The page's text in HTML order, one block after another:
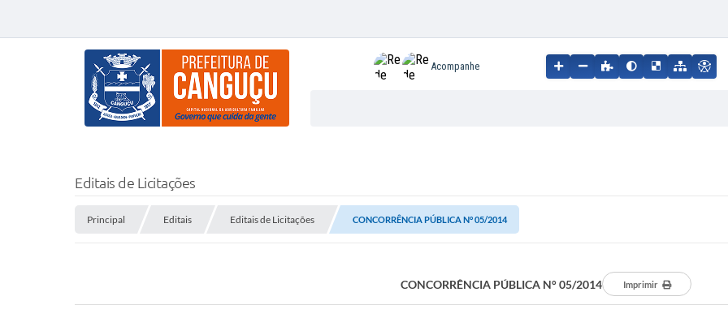
Acompanhe
Editais de Licitações
Principal Editais Editais de Licitações CONCORRÊNCIA PÚBLICA N° 05/2014
CONCORRÊNCIA PÚBLICA N° 05/2014 Imprimir